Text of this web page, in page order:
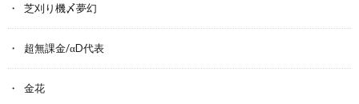
芝刈り機〆夢幻
超無課金/αD代表
金花